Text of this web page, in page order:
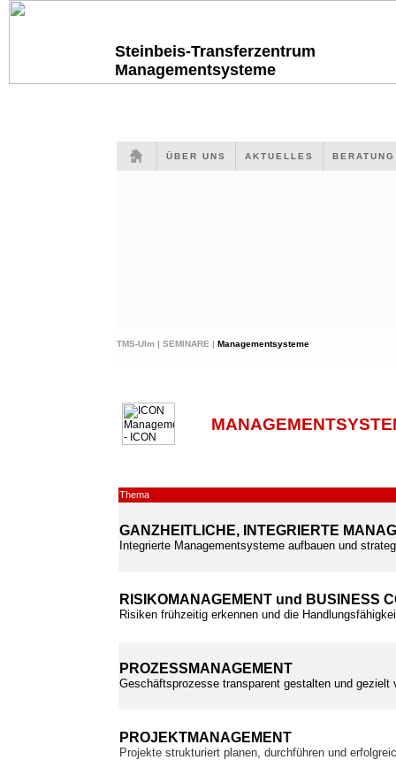
Steinbeis-Transferzentrum
Managementsysteme
ÜBER UNS AKTUELLES
TMS-Ulm | SEMINARE | Managementsysteme
Thema
GANZHEITLICHE, INTEGRIERTE
Integrierte Managementsysteme aufbauen und
RISIKOMANAGEMENT und BUSINESS
Risiken frühzeitig erkennen und die
PROZESSMANAGEMENT
Geschäftsprozesse transparent gestalten und gezielt
PROJEKTMANAGEMENT
Projekte strukturiert planen, durchführen und